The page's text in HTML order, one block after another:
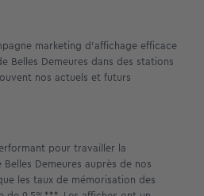
marketing d’affichage efficace
Belles Demeures dans des stations
nos actuels et futurs
pour travailler la
Demeures auprès de nos
les taux de mémorisation des